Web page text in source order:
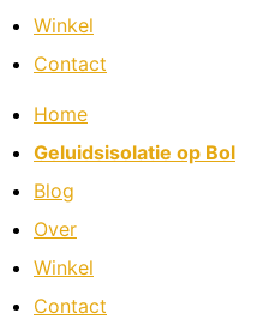
Winkel
Contact
Home
Geluidsisolatie op Bol
Blog
Over
Winkel
Contact